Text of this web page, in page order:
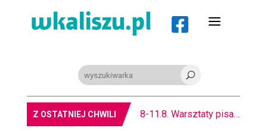
 a
U
Z OSTATNIEJ CHWILI 8-11.8. Warsztaty pisania ikon w Pałacu Lipskich